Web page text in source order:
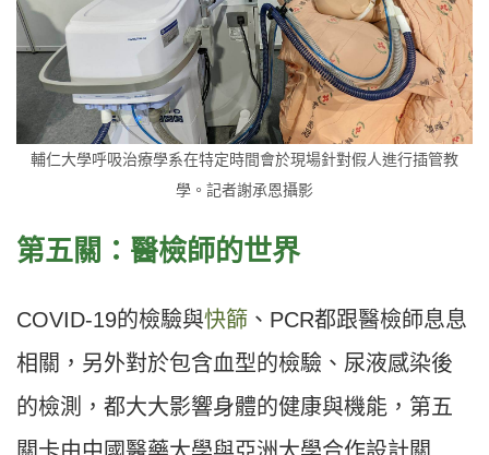
輔仁大學呼吸治療學系在特定時間會於現場針對假人進行插管教
學。記者謝承恩攝影
第五關：醫檢師的世界
COVID-19的檢驗與快篩 、PCR都跟醫檢師息息
相關，另外對於包含血型的檢驗、尿液感染後
的檢測，都大大影響身體的健康與機能，第五
關卡由中國醫藥大學與亞洲大學合作設計關